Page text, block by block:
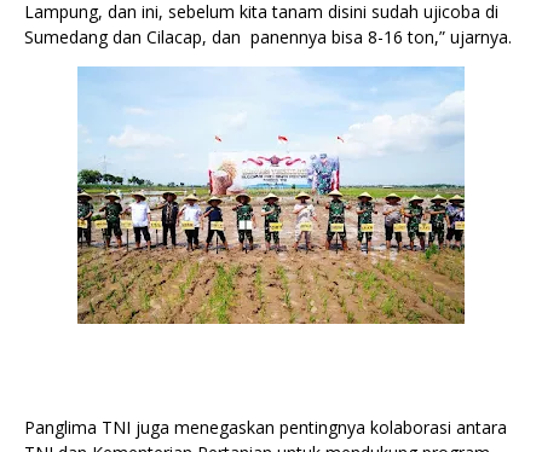
Lampung, dan ini, sebelum kita tanam disini sudah ujicoba di
Sumedang dan Cilacap, dan panennya bisa 8-16 ton,” ujarnya.
Panglima TNI juga menegaskan pentingnya kolaborasi antara